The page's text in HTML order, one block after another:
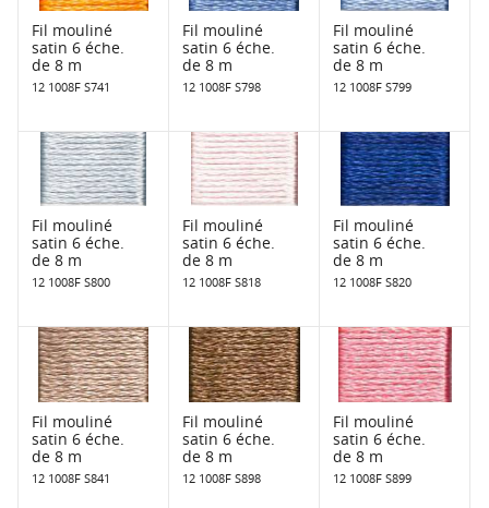
Fil mouliné
satin 6 éche.
de 8 m
12 1008F S741
Fil mouliné
satin 6 éche.
de 8 m
12 1008F S798
Fil mouliné
satin 6 éche.
de 8 m
12 1008F S799
Fil mouliné
satin 6 éche.
de 8 m
12 1008F S800
Fil mouliné
satin 6 éche.
de 8 m
12 1008F S818
Fil mouliné
satin 6 éche.
de 8 m
12 1008F S820
Fil mouliné
satin 6 éche.
de 8 m
12 1008F S841
Fil mouliné
satin 6 éche.
de 8 m
12 1008F S898
Fil mouliné
satin 6 éche.
de 8 m
12 1008F S899